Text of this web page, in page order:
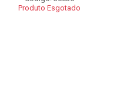
Produto Esgotado